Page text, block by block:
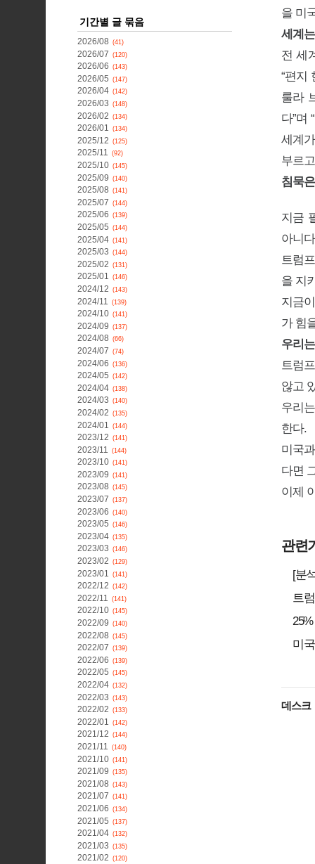
을 미
세계
전 세
“편지
룰라
다”며
세계
부르
침묵
지금
아니
트럼
을 지
지금
가 힘
우리
트럼
않고
우리
한다.
미국
다면
이제
관련
[분
트
미
데스크
기간별 글 묶음
2026/08 (41)
2026/07 (120)
2026/06 (143)
2026/05 (147)
2026/04 (142)
2026/03 (148)
2026/02 (134)
2026/01 (134)
2025/12 (125)
2025/11 (92)
2025/10 (145)
2025/09 (140)
2025/08 (141)
2025/07 (144)
2025/06 (139)
2025/05 (144)
2025/04 (141)
2025/03 (144)
2025/02 (131)
2025/01 (146)
2024/12 (143)
2024/11 (139)
2024/10 (141)
2024/09 (137)
2024/08 (66)
2024/07 (74)
2024/06 (136)
2024/05 (142)
2024/04 (138)
2024/03 (140)
2024/02 (135)
2024/01 (144)
2023/12 (141)
2023/11 (144)
2023/10 (141)
2023/09 (141)
2023/08 (145)
2023/07 (137)
2023/06 (140)
2023/05 (146)
2023/04 (135)
2023/03 (146)
2023/02 (129)
2023/01 (141)
2022/12 (142)
2022/11 (141)
2022/10 (145)
2022/09 (140)
2022/08 (145)
2022/07 (139)
2022/06 (139)
2022/05 (145)
2022/04 (132)
2022/03 (143)
2022/02 (133)
2022/01 (142)
2021/12 (144)
2021/11 (140)
2021/10 (141)
2021/09 (135)
2021/08 (143)
2021/07 (141)
2021/06 (134)
2021/05 (137)
2021/04 (132)
2021/03 (135)
2021/02 (120)